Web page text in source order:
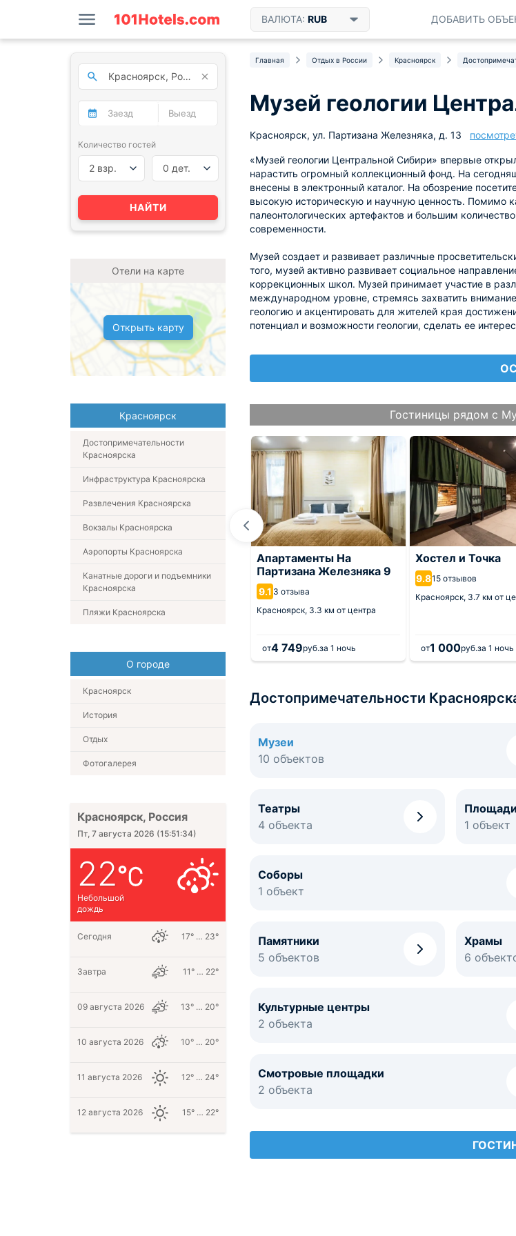
ВАЛЮТА: RUB ДОБАВИТЬ
Главная Отдых в России Красноярск
Музей геологии
Красноярск, ул. Партизана Железняка, д. 13
«Музей геологии Центральной Сибири» впервые
нарастить огромный коллекционный фонд. На
внесены в электронный каталог. На обозрение
высокую историческую и научную ценность. Помимо
палеонтологических артефактов и большим
современности.
Музей создает и развивает различные
того, музей активно развивает социальное
коррекционных школ. Музей принимает участие в
международном уровне, стремясь захватить
геологию и акцентировать для жителей края
потенциал и возможности геологии, сделать ее
Гостиницы рядом с
Хостел Капсула
9.3189 отзывов
Апартаменты На
Партизана Железняка 9
9.1 3 отзыва
Красноярск, 3.3 км от центра
от4 749руб.за 1 ночь
Хостел и Точка
9.815 отзывов
Красноярск, 3.7 км от
от1 000руб.за 1 ночь
Достопримечательности
Музеи
10 объектов
Театры
4 объекта
Площади
1 объект
Соборы
1 объект
Памятники
5 объектов
Храмы
6
Культурные центры
2 объекта
Смотровые площадки
2 объекта
Количество гостей
2 взр. 0 дет.
НАЙТИ
Отели на карте
Открыть карту
Красноярск
Достопримечательности
Красноярска
Инфраструктура Красноярска
Развлечения Красноярска
Вокзалы Красноярска
Аэропорты Красноярска
Канатные дороги и подъемники
Красноярска
Пляжи Красноярска
О городе
Красноярск
История
Отдых
Фотогалерея
Красноярск, Россия
Пт, 7 августа 2026 (15:51:34)
22
Небольшой
дождь
Сегодня 17° … 23°
Завтра 11° … 22°
09 августа 2026 13° … 20°
10 августа 2026 10° … 20°
11 августа 2026 12° … 24°
12 августа 2026 15° … 22°